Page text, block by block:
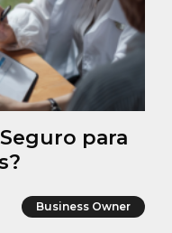
para
Business Owner